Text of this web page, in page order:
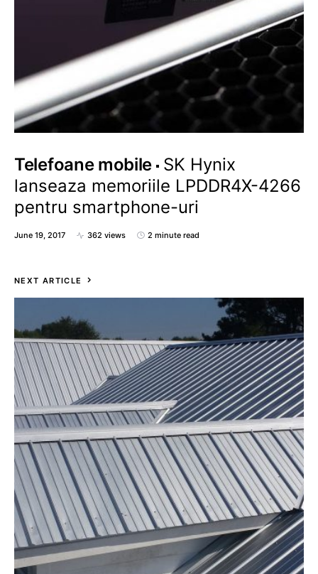
Telefoane mobile SK Hynix
lanseaza memoriile LPDDR4X-4266
pentru smartphone-uri
June 19, 2017 362 views 2 minute read
NEXT ARTICLE